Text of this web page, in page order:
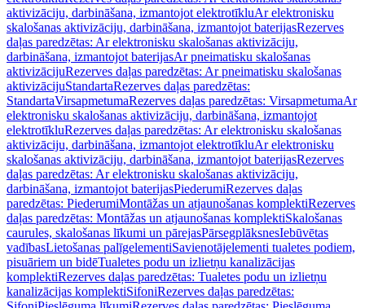
aktivizāciju, darbināšana, izmantojot elektrotīkluAr elektronisku
skalošanas aktivizāciju, darbināšana, izmantojot baterijasRezerves
daļas paredzētas: Ar elektronisku skalošanas aktivizāciju,
darbināšana, izmantojot baterijasAr pneimatisku skalošanas
aktivizācijuRezerves daļas paredzētas: Ar pneimatisku skalošanas
aktivizācijuStandartaRezerves daļas paredzētas:
StandartaVirsapmetumaRezerves daļas paredzētas: VirsapmetumaAr
elektronisku skalošanas aktivizāciju, darbināšana, izmantojot
elektrotīkluRezerves daļas paredzētas: Ar elektronisku skalošanas
aktivizāciju, darbināšana, izmantojot elektrotīkluAr elektronisku
skalošanas aktivizāciju, darbināšana, izmantojot baterijasRezerves
daļas paredzētas: Ar elektronisku skalošanas aktivizāciju,
darbināšana, izmantojot baterijasPiederumiRezerves daļas
paredzētas: PiederumiMontāžas un atjaunošanas komplektiRezerves
daļas paredzētas: Montāžas un atjaunošanas komplektiSkalošanas
caurules, skalošanas līkumi un pārejasPārsegplāksnesIebūvētas
vadībasLietošanas palīgelementiSavienotājelementi tualetes podiem,
pisuāriem un bidēTualetes podu un izlietņu kanalizācijas
komplektiRezerves daļas paredzētas: Tualetes podu un izlietņu
kanalizācijas komplektiSifoniRezerves daļas paredzētas: